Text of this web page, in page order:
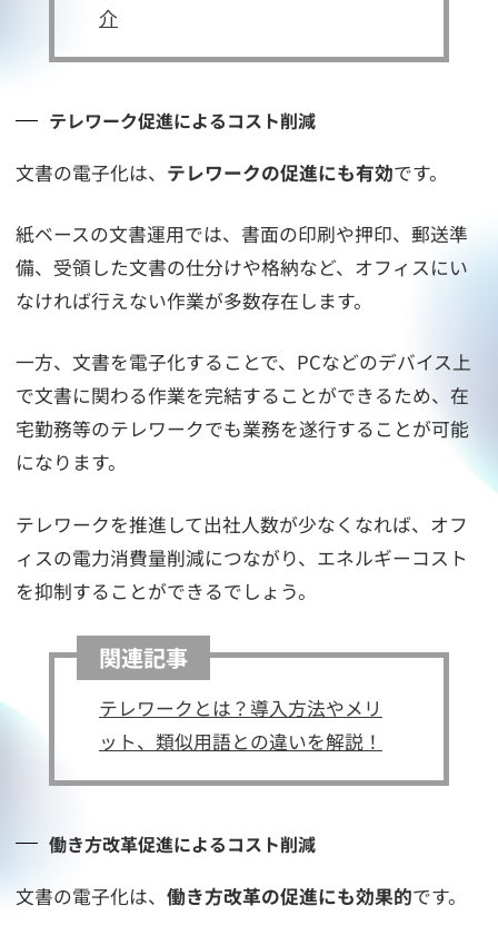
介
テレワーク促進によるコスト削減
文書の電子化は、 テレワークの促進にも有効です。
紙ベースの文書運用では、書面の印刷や押印、郵送準
備、受領した文書の仕分けや格納など、オフィスにい
なければ行えない作業が多数存在します。
一方、文書を電子化することで、PCなどのデバイス上
で文書に関わる作業を完結することができるため、在
宅勤務等のテレワークでも業務を遂行することが可能
になります。
テレワークを推進して出社人数が少なくなれば、オフ
ィスの電力消費量削減につながり、エネルギーコスト
を抑制することができるでしょう。
関連記事
テレワークとは？導入方法やメリ
ット、類似用語との違いを解説！
働き方改革促進によるコスト削減
文書の電子化は、 働き方改革の促進にも効果的です。